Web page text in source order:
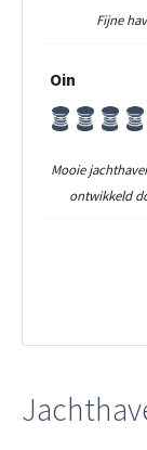
Fijne
Oin
Mooie
ontwikkeld